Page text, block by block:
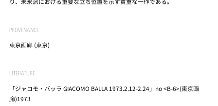
PROVENANCE
東京画廊 (東京)
LITERATURE
「ジャコモ・バッラ GIACOMO BALLA 1973.2.12-2.24」no <B-6>(東京画
廊)1973